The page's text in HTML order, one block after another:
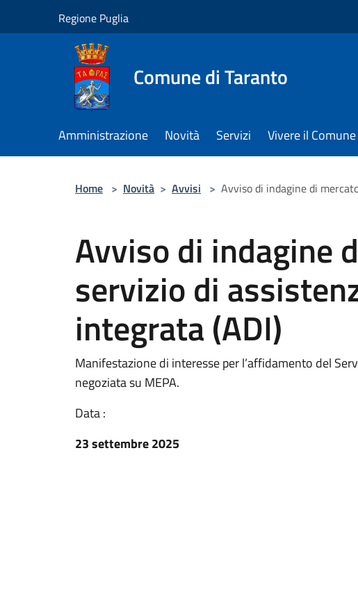
Regione Puglia
Comune di Taranto
Amministrazione Novità Servizi Vivere il Comune
Home > Novità > Avvisi > Avviso di indagine di
Avviso di indagine
servizio di
integrata (ADI)
Manifestazione di interesse per l’affidamento del
negoziata su MEPA.
Data :
23 settembre 2025